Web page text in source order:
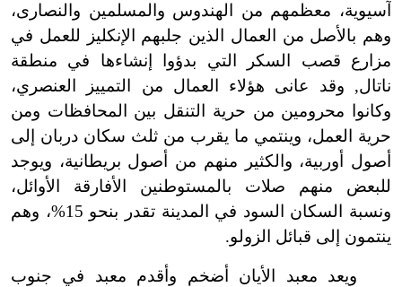
آسيوية، معظمهم من الهندوس والمسلمين والنصارى،
وهم بالأصل من العمال الذين جلبهم الإنكليز للعمل في
مزارع قصب السكر التي بدؤوا إنشاءها في منطقة
ناتال, وقد عانى هؤلاء العمال من التمييز العنصري،
وكانوا محرومين من حرية التنقل بين المحافظات ومن
حرية العمل، وينتمي ما يقرب من ثلث سكان دربان إلى
أصول أوربية، والكثير منهم من أصول بريطانية، ويوجد
للبعض منهم صلات بالمستوطنين الأفارقة الأوائل،
ونسبة السكان السود في المدينة تقدر بنحو 15%، وهم
ينتمون إلى قبائل الزولو.
ويعد معبد الأيان أضخم وأقدم معبد في جنوب